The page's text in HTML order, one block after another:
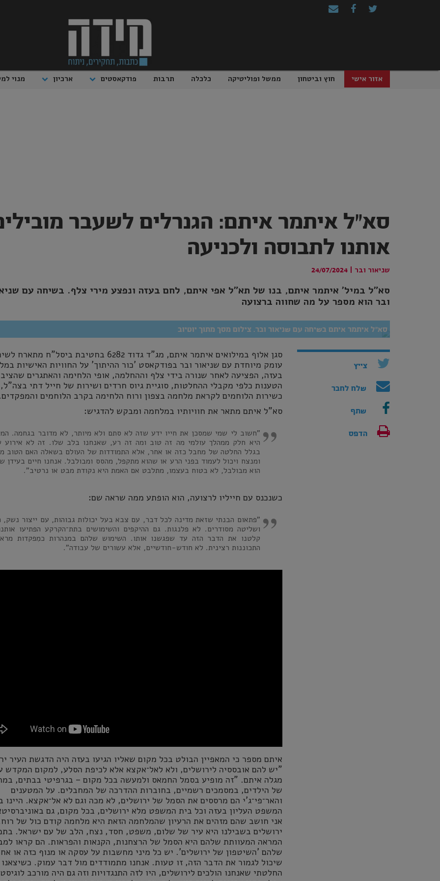
אזור אישי חוץ וביטחון ממשל ופוליטיקה כלכלה תרבות פודקאסטים ארכיון מנוי
סא"ל איתמר איתם: הגנרלים לשעבר
אותנו לתבוסה ולכניעה
שניאור ובר 24/07/2024
סא"ל במיל' איתמר איתם, בנו של תא"ל אפי איתם, לחם בעזה ונפצע מירי צלף. בשיחה עם
ובר הוא מספר על מה שחווה ברצועה
סא"ל איתמר איתם בשיחה עם שניאור ובר. צילום מסך מתוך יוטיוב
צייץ
שלח לחבר
שתף
הדפס
סגן אלוף במילואים איתמר איתם, מג"ד גדוד 6282 בחטיבת ביסל"ח
עומק מיוחדת עם שניאור ובר בפודקאסט 'כור ההיתוך' על החוויות האישיות
בעזה, הפציעה לאחר שנורה בידי צלף וההחלמה, אופי הלחימה והאתגרים
הטענות כלפי מקבלי ההחלטות, סוגיית גיוס חרדים ושירות של חייל דתי בצה"ל,
כשירות הלוחמים לקראת מלחמה בצפון ורוח הלחימה בקרב הלוחמים והמפקדים.
סא"ל איתם מתאר את חוויותיו במלחמה ומבקש להדגיש:
"חשוב לי שמי שמסכן את חייו ידע שזה לא סתם ולא מיותר, לא מדובר בגחמה.
היא חלק ממהלך עולמי מה זה טוב ומה זה רע, שאנחנו בלב שלו. זה לא אירוע
בגלל החלטה של מחבל כזה או אחר, אלא התמודדות של העולם בשאלה האם הטוב
ומנצח ויכול לעמוד בפני הרע או שהוא מתקפל, מהסס ומבולבל. אנחנו חיים בעידן
הוא מבולבל, לא בטוח בעצמו, מתלבט אם האמת היא נקודת מבט או נרטיב".
כשנכנס עם חייליו לרצועה, הוא הופתע ממה שראה שם:
"פתאום הבנתי שזאת מדינה לכל דבר, עם צבא בעל יכולות גבוהות, עם ייצור נשק,
ושליטה מסודרים. לא פלנגות. גם ההיקפים והשימושים בתת־הקרקע הפתיעו
קלטנו את הדבר הזה עד שפגשנו אותו. השימוש שלהם במנהרות כמִפקדות
התכוננות רצינית. לא חודש-חודשיים, אלא עשורים של עבודה".
איתם מספר כי המאפיין הבולט בכל מקום שאליו הגיעו בעזה היה הדגשת העיר
"יש להם אובססיה לירושלים, ולא לאל־אקצא אלא לכיפת הסלע, למקום המקדש
מגלה איתם. "זה מופיע בסמל החמאס ולמעשה בכל מקום – בגרפיטי בבתים,
של הילדים, במסמכים רשמיים, בחוברות ההדרכה של המחבלים. על המטענים
והאר־פי־ג'י הם מרססים את הסמל של ירושלים, לא מכה וגם לא אל־אקצא. היינו
המשפט העליון בעזה וכל בית המשפט מלא ירושלים, בכל מקום, גם
אני חושב שהם מזהים את הרעיון שהמלחמה הזאת היא מלחמה קודם כול של
ירושלים בשבילנו היא עיר של שלום, משפט, חסד, נצח, הלב של עם ישראל.
המראה המעוותת שלהם היא הסמל של הרצחנות, הקנאות והפראות. הם קראו
שלהם 'השיטפון של ירושלים'. יש כל מיני מחשבות על עסקה או מנוף כזה או
שיכול לגמור את הדבר הזה, זו טעות. אנחנו מתמודדים מול דבר עמוק.
החלטתי שאנחנו הולכים לירושלים, היו לזה התנגדויות וזה גם היה מורכב